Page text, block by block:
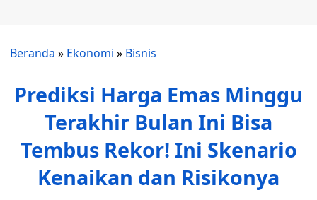
Beranda » Ekonomi » Bisnis
Prediksi Harga Emas Minggu
Terakhir Bulan Ini Bisa
Tembus Rekor! Ini Skenario
Kenaikan dan Risikonya